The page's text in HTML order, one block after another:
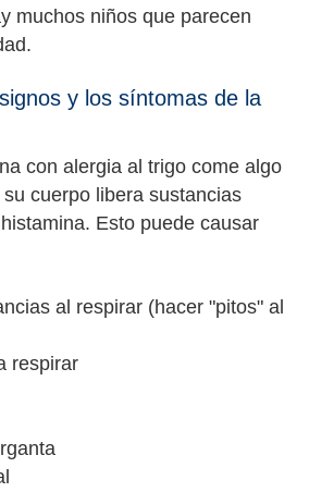
muchos niños que parecen
y los síntomas de la
con alergia al trigo come algo
cuerpo libera sustancias
Esto puede causar
al respirar (hacer "pitos" al
respirar